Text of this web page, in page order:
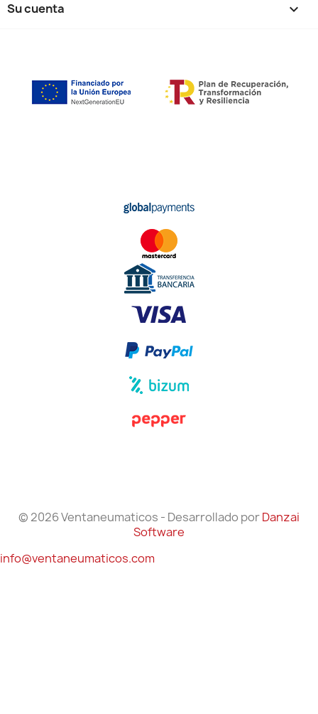
Su cuenta 
© 2026 Ventaneumaticos - Desarrollado porDanzai
Software
info@ventaneumaticos.com